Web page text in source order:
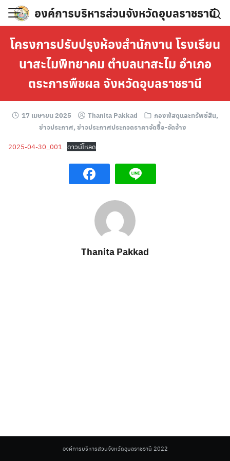
Skip
องค์การบริหารส่วนจังหวัดอุบลราชธานี
โครงการปรับปรุงห้องสำนักงาน โรงเรียน
นาสะไมพิทยาคม ตำบลนาสะไม อำเภอ
ตระการพืชผล จังหวัดอุบลราชธานี
17 เมษายน 2025 Thanita Pakkad กองพัสดุและทรัพย์สิน,
ข่าวประกาศ, ข่าวประกาศประกวดราคาจัดซื้อ-จัดจ้าง
2025-04-30_001 ดาวน์โหลด
Thanita Pakkad
องค์การบริหารส่วนจังหวัดอุบลราชธานี 2022